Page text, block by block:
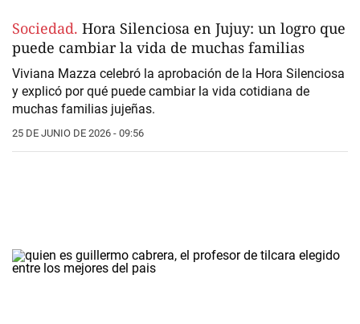
Sociedad. Hora Silenciosa en Jujuy: un logro que
puede cambiar la vida de muchas familias
Viviana Mazza celebró la aprobación de la Hora Silenciosa
y explicó por qué puede cambiar la vida cotidiana de
muchas familias jujeñas.
25 DE JUNIO DE 2026 - 09:56